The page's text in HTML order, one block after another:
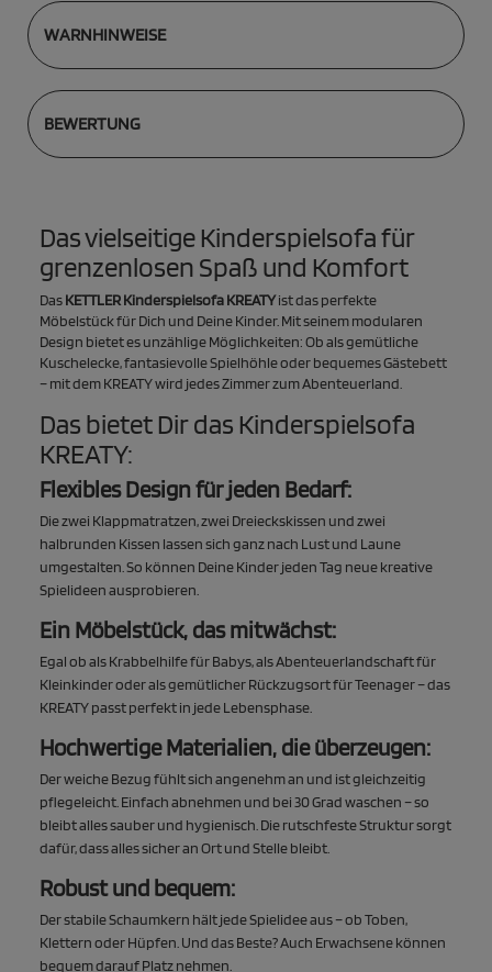
WARNHINWEISE
BEWERTUNG
Das vielseitige Kinderspielsofa für
grenzenlosen Spaß und Komfort
DasKETTLER Kinderspielsofa KREATYist das perfekte
Möbelstück für Dich und Deine Kinder. Mit seinem modularen
Design bietet es unzählige Möglichkeiten: Ob als gemütliche
Kuschelecke, fantasievolle Spielhöhle oder bequemes Gästebett
– mit dem KREATY wird jedes Zimmer zum Abenteuerland.
Das bietet Dir das Kinderspielsofa
KREATY:
Flexibles Design für jeden Bedarf:
Die zwei Klappmatratzen, zwei Dreieckskissen und zwei
halbrunden Kissen lassen sich ganz nach Lust und Laune
umgestalten. So können Deine Kinder jeden Tag neue kreative
Spielideen ausprobieren.
Ein Möbelstück, das mitwächst:
Egal ob als Krabbelhilfe für Babys, als Abenteuerlandschaft für
Kleinkinder oder als gemütlicher Rückzugsort für Teenager – das
KREATY passt perfekt in jede Lebensphase.
Hochwertige Materialien, die überzeugen:
Der weiche Bezug fühlt sich angenehm an und ist gleichzeitig
pflegeleicht. Einfach abnehmen und bei 30 Grad waschen – so
bleibt alles sauber und hygienisch. Die rutschfeste Struktur sorgt
dafür, dass alles sicher an Ort und Stelle bleibt.
Robust und bequem:
Der stabile Schaumkern hält jede Spielidee aus – ob Toben,
Klettern oder Hüpfen. Und das Beste? Auch Erwachsene können
bequem darauf Platz nehmen.